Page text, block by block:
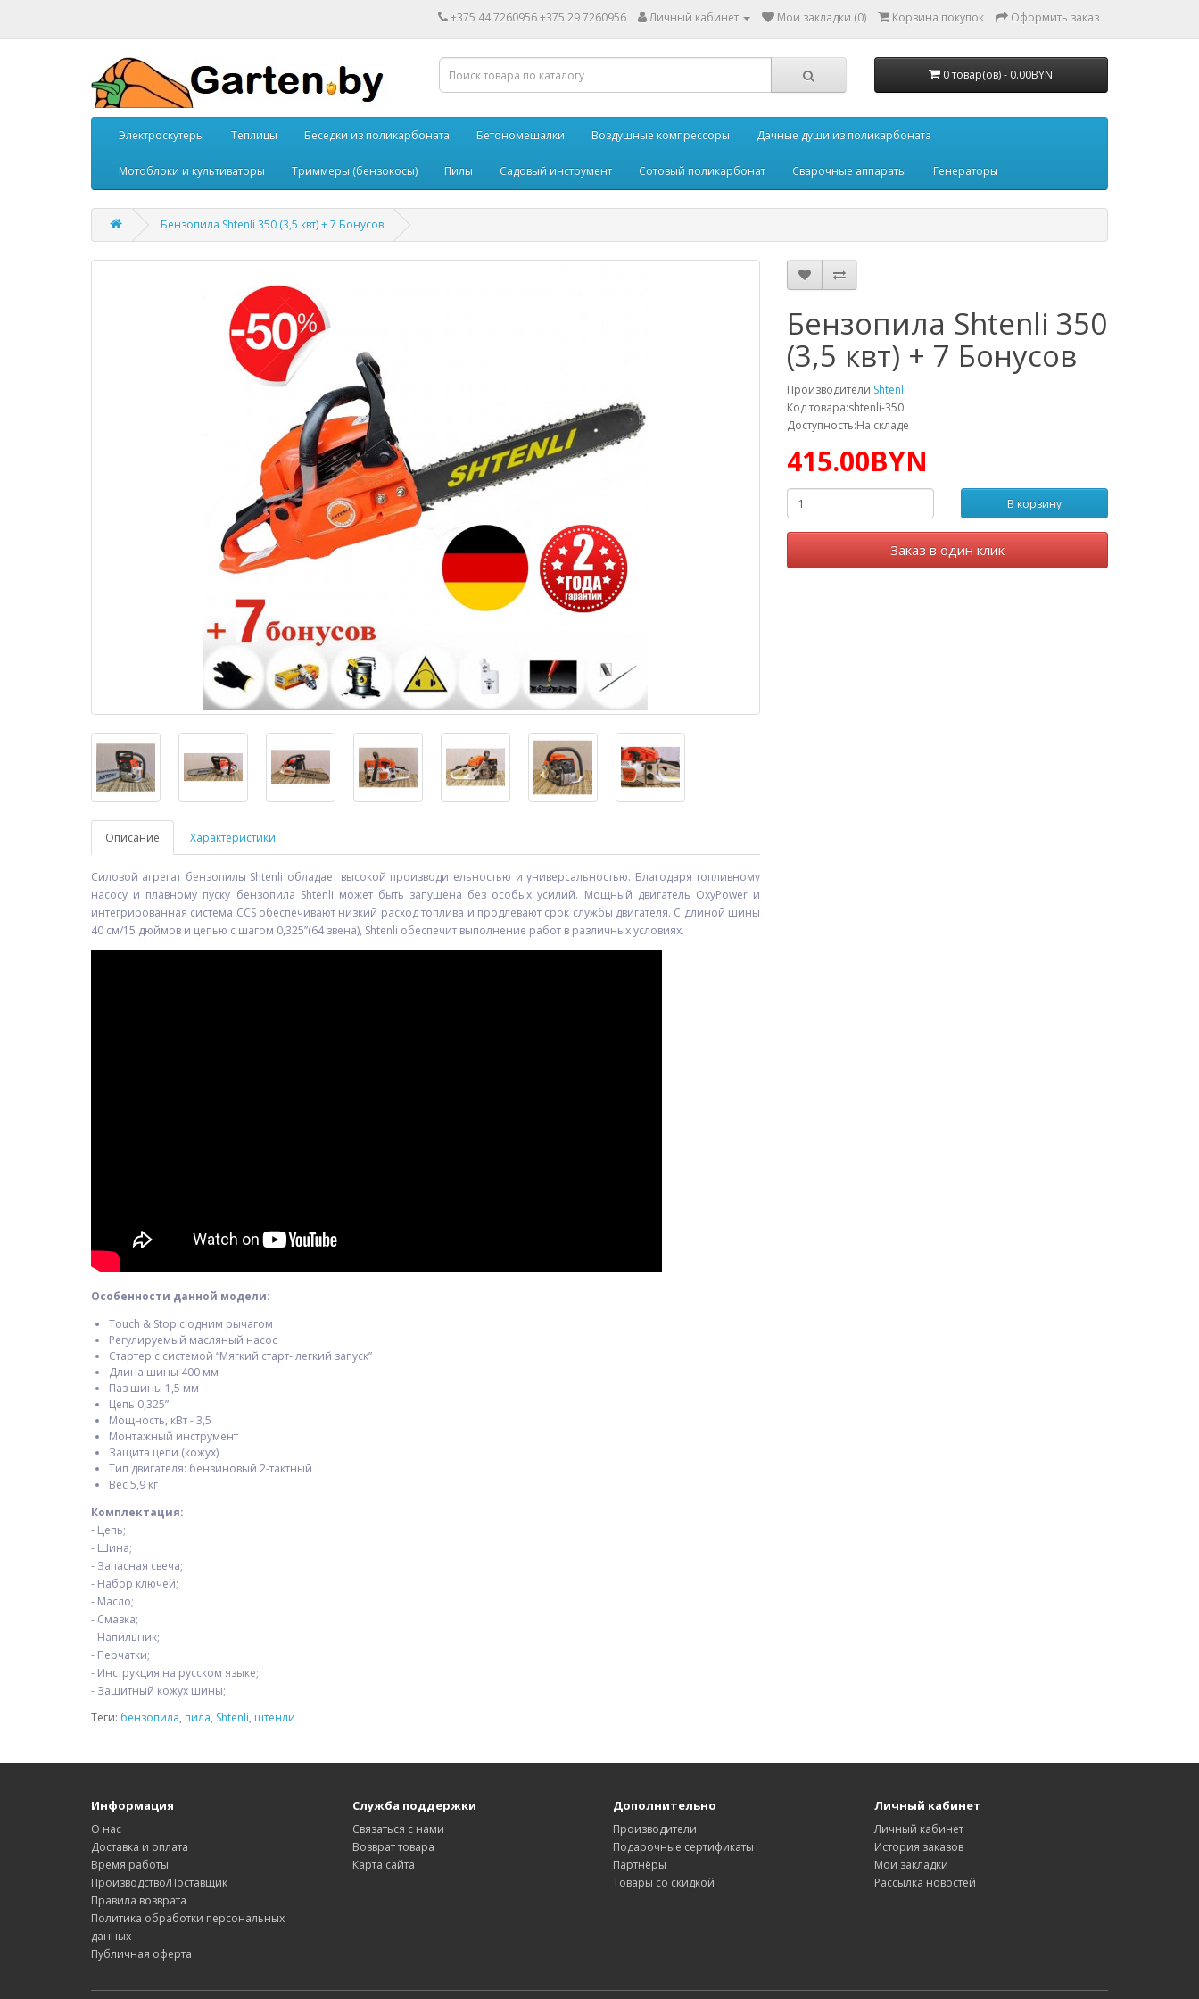
+375 44 7260956 +375 29 7260956 Личный кабинет Мои закладки (0) Корзина покупок Оформить заказ
0 товар(ов) - 0.00BYN
Электроскутеры Теплицы Беседки из поликарбоната Бетономешалки Воздушные компрессоры Дачные души из поликарбоната
Мотоблоки и культиваторы Триммеры (бензокосы) Пилы Садовый инструмент Сотовый поликарбонат Сварочные аппараты Генераторы
Бензопила Shtenli 350 (3,5 квт) + 7 Бонусов
Описание Характеристики
Силовой агрегат бензопилы Shtenli обладает высокой производительностью и универсальностью. Благодаря топливному
насосу и плавному пуску бензопила Shtenli может быть запущена без особых усилий. Мощный двигатель OxyPower и
интегрированная система CCS обеспечивают низкий расход топлива и продлевают срок службы двигателя. С длиной шины
40 см/15 дюймов и цепью с шагом 0,325”(64 звена), Shtenli обеспечит выполнение работ в различных условиях.
Особенности данной модели:
Touch & Stop с одним рычагом
Регулируемый масляный насос
Стартер с системой “Мягкий старт- легкий запуск”
Длина шины 400 мм
Паз шины 1,5 мм
Цепь 0,325”
Мощность, кВт - 3,5
Монтажный инструмент
Защита цепи (кожух)
Тип двигателя: бензиновый 2-тактный
Вес 5,9 кг
Комплектация:
- Цепь;
- Шина;
- Запасная свеча;
- Набор ключей;
- Масло;
- Смазка;
- Напильник;
- Перчатки;
- Инструкция на русском языке;
- Защитный кожух шины;
Бензопила Shtenli 350
(3,5 квт) + 7 Бонусов
Производители Shtenli
Код товара:shtenli-350
Доступность:На складе
415.00BYN
В корзину
Заказ в один клик
Теги: бензопила, пила, Shtenli, штенли
Информация
О нас
Доставка и оплата
Время работы
Производство/Поставщик
Правила возврата
Политика обработки персональных
данных
Публичная оферта
Служба поддержки
Связаться с нами
Возврат товара
Карта сайта
Дополнительно
Производители
Подарочные сертификаты
Партнёры
Товары со скидкой
Личный кабинет
Личный кабинет
История заказов
Мои закладки
Рассылка новостей